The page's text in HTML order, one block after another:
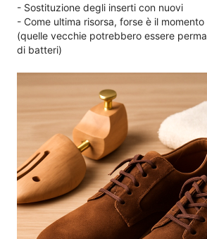
- Sostituzione degli inserti con nuovi
- Come ultima risorsa, forse è il
(quelle vecchie potrebbero essere
di batteri)